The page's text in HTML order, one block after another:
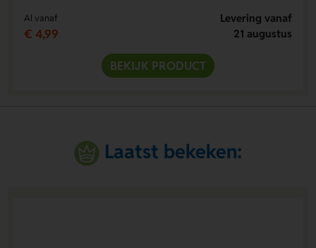
Al vanaf
€ 4,99
Levering vanaf
21 augustus
BEKIJK PRODUCT
Laatst bekeken: